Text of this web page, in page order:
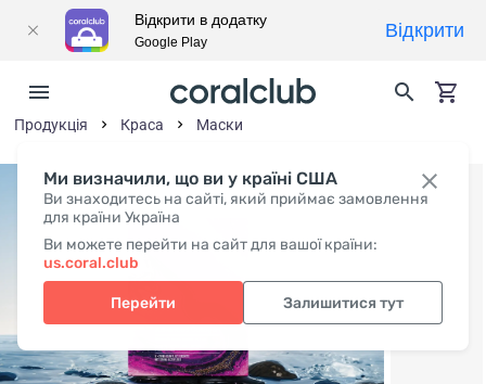
Ми визначили, що ви у країні США
Ви знаходитесь на сайті, який приймає замовлення
для країни Україна
Ви можете перейти на сайт для вашої країни:
us.coral.club
Перейти Залишитися тут
Продукція Краса Маски
Відкрити в додатку
Google Play
Відкрити